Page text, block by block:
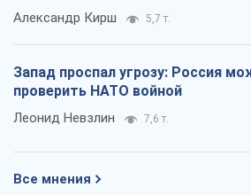
Александр Кирш 5,7 т.
Запад проспал угрозу: Россия
проверить НАТО войной
Леонид Невзлин 7,6 т.
Все мнения